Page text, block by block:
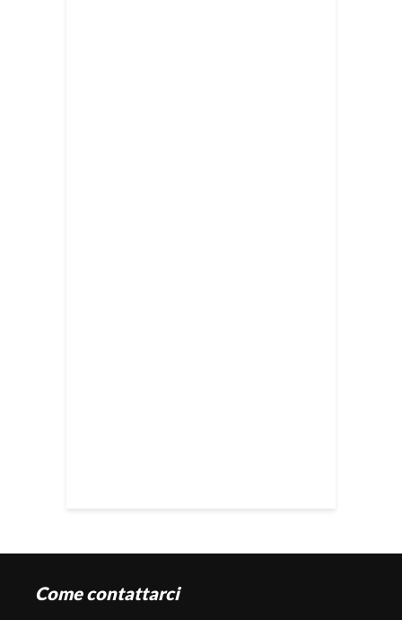
Come contattarci